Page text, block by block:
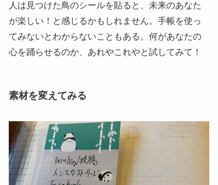
人は見つけた鳥のシールを貼ると、未来のあなた
が楽しい！と感じるかもしれません。手帳を使っ
てみないとわからないこともある。何があなたの
心を踊らせるのか、あれやこれやと試してみて！
素材を変えてみる